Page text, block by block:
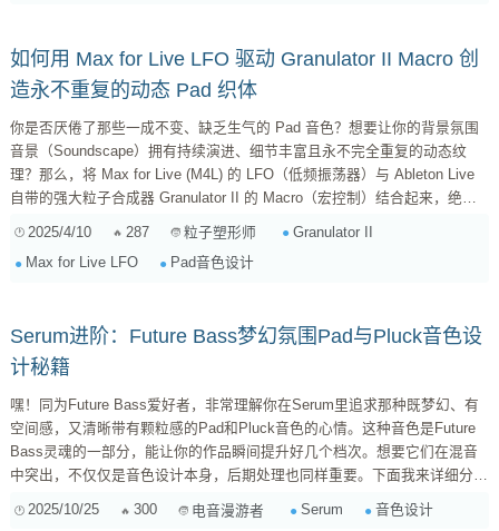
如何用 Max for Live LFO 驱动 Granulator II Macro 创
造永不重复的动态 Pad 织体
你是否厌倦了那些一成不变、缺乏生气的 Pad 音色？想要让你的背景氛围
音景（Soundscape）拥有持续演进、细节丰富且永不完全重复的动态纹
理？那么，将 Max for Live (M4L) 的 LFO（低频振荡器）与 Ableton Live
自带的强大粒子合成器 Granulator II 的 Macro（宏控制）结合起来，绝对
围的利器，而 M4L LFO 则能为其注入灵魂般的“自动化”生命力。特别是对
于 Pad 这类需要长时间持续且富有变化的音色来说，手动绘制复杂的自动
2025/4/10 287 粒子塑形师
Granulator II
Max for Live LFO
Pad音色设计
Serum进阶：Future Bass梦幻氛围Pad与Pluck音色设
计秘籍
嘿！同为Future Bass爱好者，非常理解你在Serum里追求那种既梦幻、有
空间感，又清晰带有颗粒感的Pad和Pluck音色的心情。这种音色是Future
Bass灵魂的一部分，能让你的作品瞬间提升好几个档次。想要它们在混音
中突出，不仅仅是音色设计本身，后期处理也同样重要。下面我来详细分享
Future Bass中营造氛围和和声基础的关键。要做到梦幻、空间感、清晰和
2025/10/25 300 电音漫游者 Serum 音色设计